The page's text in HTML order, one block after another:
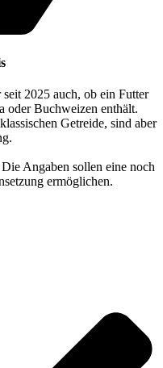
2025 auch, ob ein Futter
oder Buchweizen enthält.
Getreide, sind aber
Angaben sollen eine noch
ermöglichen.